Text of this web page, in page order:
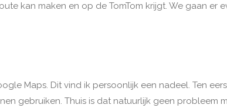
kan maken en op de TomTom krijgt. We gaan er
Maps. Dit vind ik persoonlijk een nadeel. Ten
gebruiken. Thuis is dat natuurlijk geen probleem